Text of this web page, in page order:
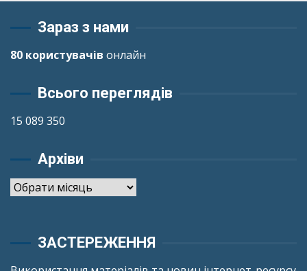
Зараз з нами
80 користувачів онлайн
Всього переглядів
15 089 350
Архіви
Архіви
ЗАСТЕРЕЖЕННЯ